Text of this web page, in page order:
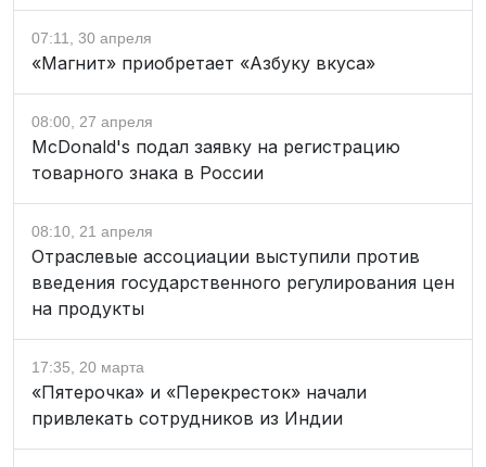
07:11, 30 апреля
«Магнит» приобретает «Азбуку вкуса»
08:00, 27 апреля
McDonald's подал заявку на регистрацию
товарного знака в России
08:10, 21 апреля
Отраслевые ассоциации выступили против
введения государственного регулирования цен
на продукты
17:35, 20 марта
«Пятерочка» и «Перекресток» начали
привлекать сотрудников из Индии